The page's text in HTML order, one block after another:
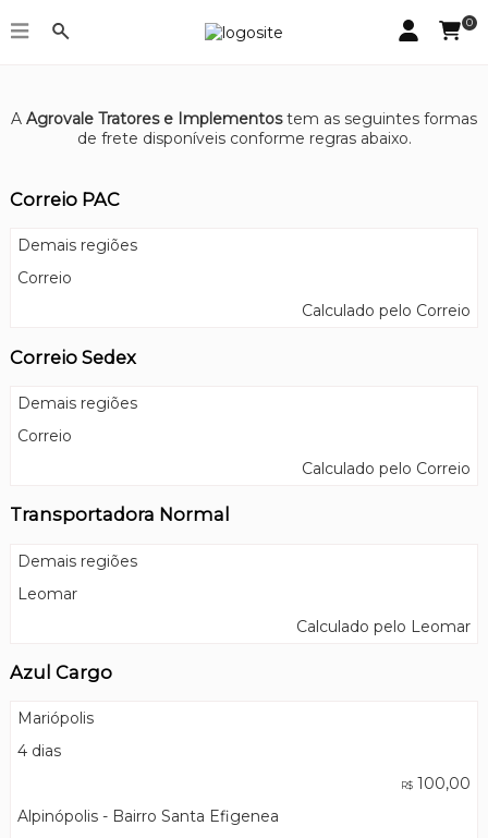
0
Regras de frete
A Agrovale Tratores e Implementostem as seguintes formas
de frete disponíveis conforme regras abaixo.
Correio PAC
Demais regiões
Correio
Calculado pelo Correio
Correio Sedex
Demais regiões
Correio
Calculado pelo Correio
Transportadora Normal
Demais regiões
Leomar
Calculado pelo Leomar
Azul Cargo
Mariópolis
4 dias
R$100,00
Alpinópolis - Bairro Santa Efigenea